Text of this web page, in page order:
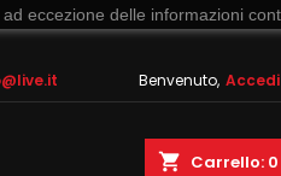
Benvenuto, Accedi
shopping_cart Carrello: 0
eccezione delle informazioni